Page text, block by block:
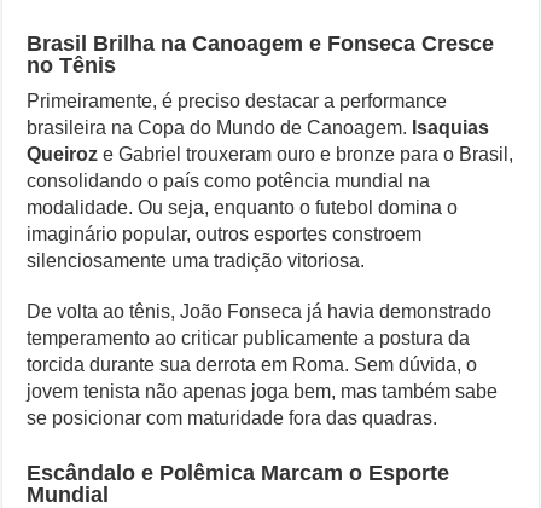
Brasil Brilha na Canoagem e Fonseca Cresce
no Tênis
Primeiramente, é preciso destacar a performance
brasileira na Copa do Mundo de Canoagem. Isaquias
Queiroz e Gabriel trouxeram ouro e bronze para o Brasil,
consolidando o país como potência mundial na
modalidade. Ou seja, enquanto o futebol domina o
imaginário popular, outros esportes constroem
silenciosamente uma tradição vitoriosa.
De volta ao tênis, João Fonseca já havia demonstrado
temperamento ao criticar publicamente a postura da
torcida durante sua derrota em Roma. Sem dúvida, o
jovem tenista não apenas joga bem, mas também sabe
se posicionar com maturidade fora das quadras.
Escândalo e Polêmica Marcam o Esporte
Mundial